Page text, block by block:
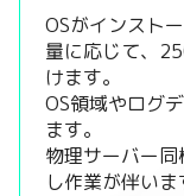
OSがインスト
量に応じて、
けます。
OS領域やログ
ます。
物理サーバー
し作業が伴いま